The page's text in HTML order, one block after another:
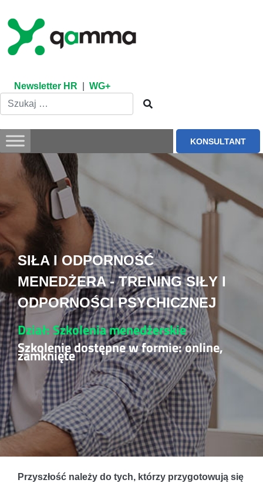
content
Newsletter HR WG+
KONSULTANT
SIŁA I ODPORNOŚĆ
MENEDŻERA - TRENING SIŁY I
ODPORNOŚCI PSYCHICZNEJ
Dział: Szkolenia menedżerskie
Szkolenie dostępne w formie: online,
zamknięte
Przyszłość należy do tych, którzy przygotowują się